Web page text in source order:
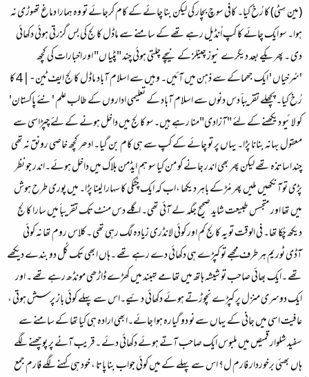
(مین سِٹی) کا رُخ کیا۔ کافی سوچ بچار کی لیکن بنا چائے کے کام کرجائے تو وہ ہمارا دماغ تھوڑی نہ
ہوا۔ سو ایک چائے کا کپ اُنڈیل رہے تھے کے سامنے سے ماڈل کالج کی بس گزرتی ہوئی دکھائی
دی ۔ پھر یکے بعد دیگرے نیوز چینلز کے نیچے چلتی ہوئی چند "پٹیا ں" اور اخبارات کی کچھ
'سُرخیاں ' ایک جھماکے سے ذہن میں آئیں۔ وہیں سے اسلام آباد ماڈل کالج ایف ٹین - |4 کا
رُخ کیا۔ پچھلے تقریباََ دس دنوں سے اسلام آباد کے تعلیمی اداروں کے طالب علم 'نئے پاکستان'
کو لائیو دیکھنے کے لئے "آزادی"منا رہے ہیں۔سو کالج میں داخل ہونے کے لئے چپڑاسی سے
معقول بہانہ بنانا پڑا۔ یہاں پر تو چائے کے کپ سے ہی کام بن گیا۔ ادھر کچھ خاصی رونق نہ تھی
چند اساتذہ تھے لیکن پھر بھی اندر جانے کو من کیا سو ہم ایڈمن بلاک میں داخل ہوئے۔اندر جو نظر
پڑی توآنکھیں ملیں پھر مُڑ کے باہر دیکھا ،اب کہ ایک چُٹکی کا سہارا لینا پڑا۔ میں پوری طرح ہوش
میں تھا اور متجسس طبیعت شاید صحیح جگہ لے آئی تھی۔ اگلے دس منٹ تک تقریباََِ میں سارا کالج
دیکھ چُکا تھا۔ فی الوقت تو یہ کالج کم اور کوئی لانڈری زیادہ لگ رہی تھی ۔کلاس روم تھا نہ کوئی
آڈی ٹوریم ہر طرف مجھے تو کپڑے ہی دکھائی دے رہے تھے ۔ہاں ابھی تک کُل دو بندے دیکھے
تھے ۔ایک بھائی صاحب تو شیشہ ہاتھ میں تھامے تہبند میں کھڑے ڈاڑھی مونڈھ رہے تھے ۔ اور
ایک دوسری منزل پر کپڑے نچوڑتے ہوئے دکھائی دئیے۔اس سے پہلے کوئی باز پرسش ہوتی ،
عافیت اسی میں جانی کے یہاں سے نو دو گیارہ ہوا جائے۔ابھی ارادہ ہی کیا تھا کے سامنے سے
سفید شلوار قمیص میں ملبوس ایک صاحب آتے ہوئے دکھائی دئے ۔قریب آنے پر پوچھنے لگے
ہاں بھئی برخوردار فارم ل؟ اس سے پہلے کے میں کوئی جواب بنا پاتا ، خود ہی کہنے لگے فارم جمع